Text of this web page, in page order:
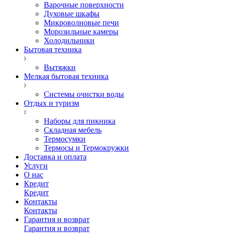
Варочные поверхности
Духовые шкафы
Микроволновые печи
Морозильные камеры
Холодильники
Бытовая техника
Вытяжки
Мелкая бытовая техника
Системы очистки воды
Отдых и туризм
Наборы для пикника
Складная мебель
Термосумки
Термосы и Термокружки
Доставка и оплата
Услуги
О нас
Кредит
Кредит
Контакты
Контакты
Гарантия и возврат
Гарантия и возврат